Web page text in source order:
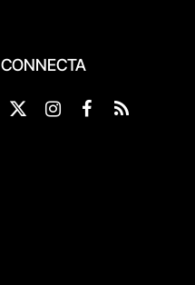
CONNECTA
X
Instagram
Facebook
RSS